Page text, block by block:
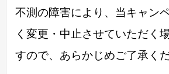
不測の障害により、当キャン
く変更・中止させていただく
すので、あらかじめご了承くだ